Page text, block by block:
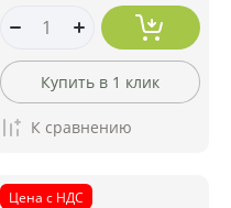
Купить в 1 клик
К сравнению
Цена с НДС